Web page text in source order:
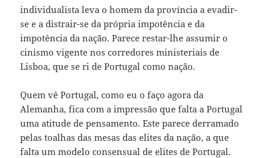
individualista leva o homem da província a evadir-
se e a distrair-se da própria impotência e da
impotência da nação. Parece restar-lhe assumir o
cinismo vigente nos corredores ministeriais de
Lisboa, que se ri de Portugal como nação.
Quem vê Portugal, como eu o faço agora da
Alemanha, fica com a impressão que falta a Portugal
uma atitude de pensamento. Este parece derramado
pelas toalhas das mesas das elites da nação, a que
falta um modelo consensual de elites de Portugal.